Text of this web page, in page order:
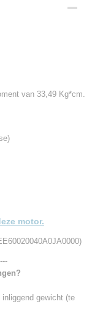
van 33,49 Kg*cm.
motor.
gewicht (te